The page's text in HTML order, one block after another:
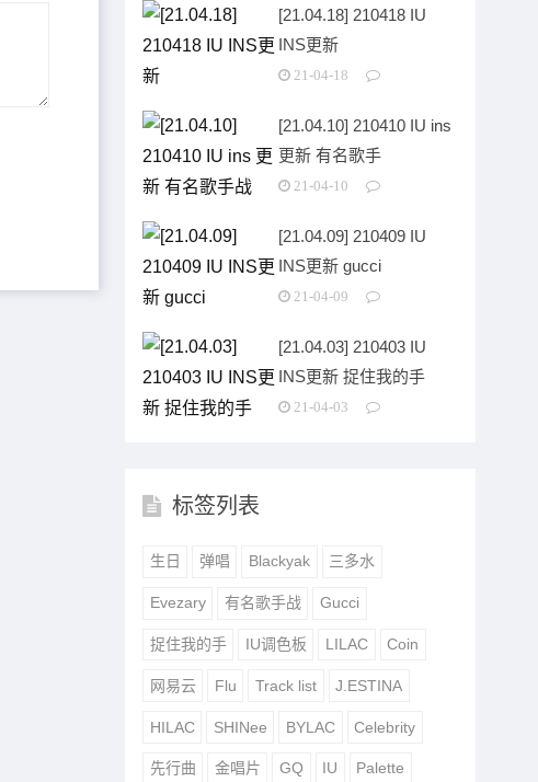
[21.04.18] 210418 IU
INS更新
21-04-18
[21.04.10] 210410 IU ins
更新 有名歌手
21-04-10
[21.04.09] 210409 IU
INS更新 gucci
21-04-09
[21.04.03] 210403 IU
INS更新 捉住我的手
21-04-03
标签列表
生日 弹唱 Blackyak 三多水
Evezary 有名歌手战 Gucci
捉住我的手 IU调色板 LILAC Coin
网易云 Flu Track list J.ESTINA
HILAC SHINee BYLAC Celebrity
先行曲 金唱片 GQ IU Palette